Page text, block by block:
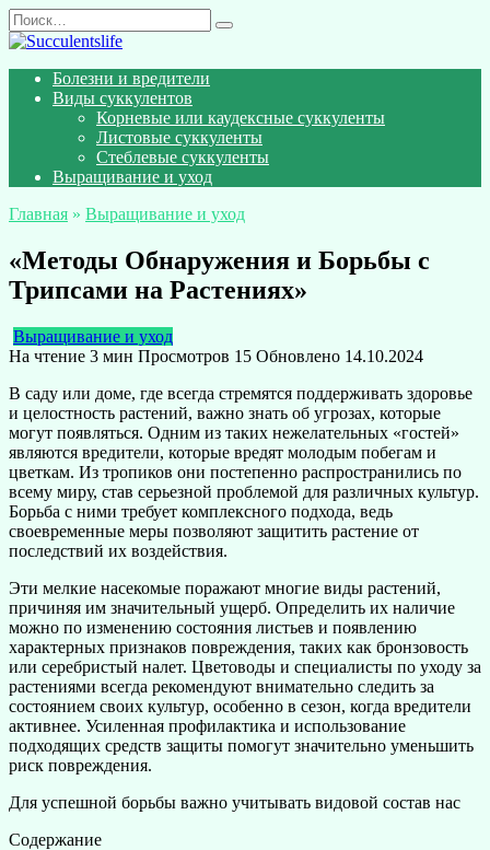
Перейти
к
Search
for:
Болезни и вредители
Виды суккулентов
Корневые или каудексные суккуленты
Листовые суккуленты
Стеблевые суккуленты
Выращивание и уход
Главная » Выращивание и уход
«Методы Обнаружения и Борьбы с
Трипсами на Растениях»
Выращивание и уход
На чтение 3 мин Просмотров 15 Обновлено 14.10.2024
В саду или доме, где всегда стремятся поддерживать здоровье
и целостность растений, важно знать об угрозах, которые
могут появляться. Одним из таких нежелательных «гостей»
являются вредители, которые вредят молодым побегам и
цветкам. Из тропиков они постепенно распространились по
всему миру, став серьезной проблемой для различных культур.
Борьба с ними требует комплексного подхода, ведь
своевременные меры позволяют защитить растение от
последствий их воздействия.
Эти мелкие насекомые поражают многие виды растений,
причиняя им значительный ущерб. Определить их наличие
можно по изменению состояния листьев и появлению
характерных признаков повреждения, таких как бронзовость
или серебристый налет. Цветоводы и специалисты по уходу за
растениями всегда рекомендуют внимательно следить за
состоянием своих культур, особенно в сезон, когда вредители
активнее. Усиленная профилактика и использование
подходящих средств защиты помогут значительно уменьшить
риск повреждения.
Для успешной борьбы важно учитывать видовой состав нас
Содержание